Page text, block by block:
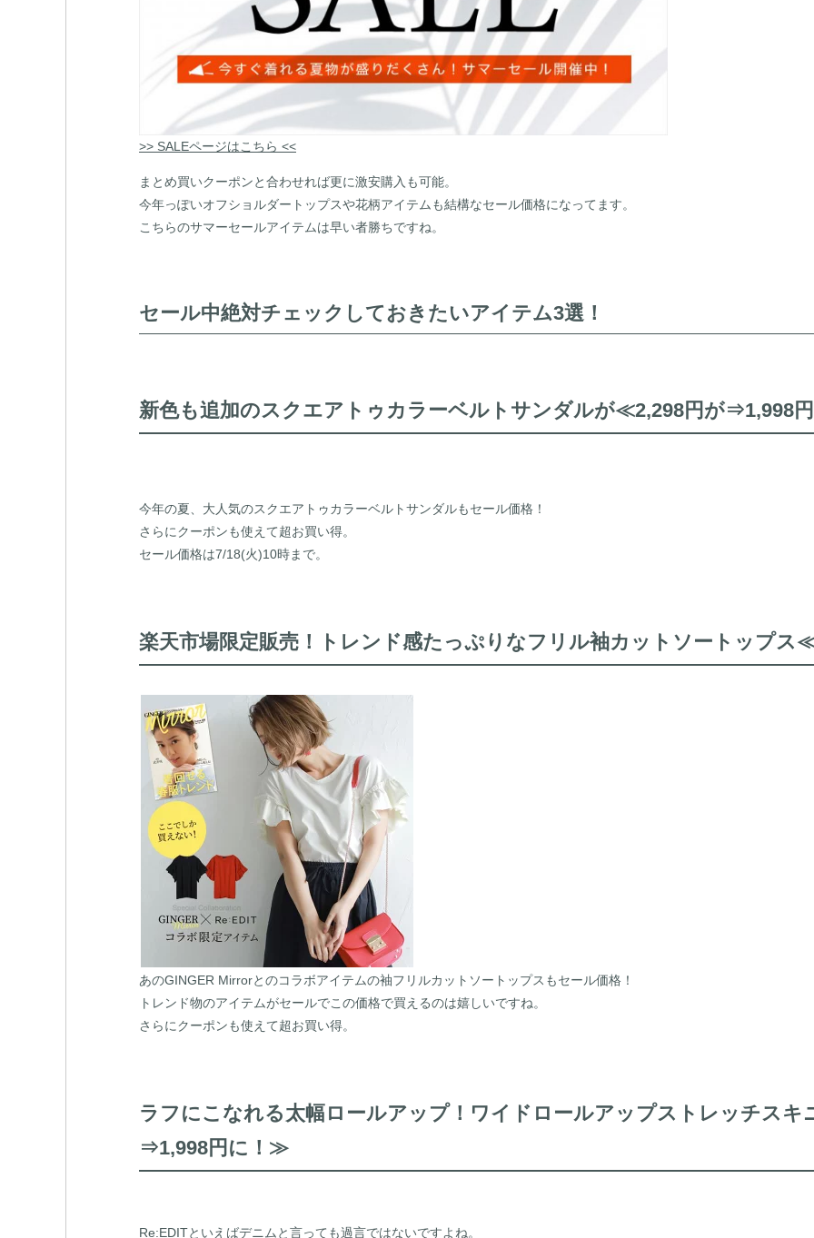
>> SALEページはこちら <<
まとめ買いクーポンと合わせれば更に激安購入も可能。
今年っぽいオフショルダートップスや花柄アイテムも結構なセール価格になってます。
こちらのサマーセールアイテムは早い者勝ちですね。
セール中絶対チェックしておきたいアイテム3選！
新色も追加のスクエアトゥカラーベルトサンダルが≪2,298円が⇒1,998
今年の夏、大人気のスクエアトゥカラーベルトサンダルもセール価格！
さらにクーポンも使えて超お買い得。
セール価格は7/18(火)10時まで。
楽天市場限定販売！トレンド感たっぷりなフリル袖カットソートップ
あのGINGER Mirrorとのコラボアイテムの袖フリルカットソートップスもセール価格！
トレンド物のアイテムがセールでこの価格で買えるのは嬉しいですね。
さらにクーポンも使えて超お買い得。
ラフにこなれる太幅ロールアップ！ワイドロールアップストレッチス
⇒1,998円に！≫
Re:EDITといえばデニムと言っても過言ではないですよね。